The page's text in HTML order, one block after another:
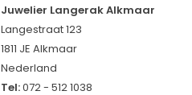
Juwelier Langerak Alkmaar
Langestraat 123
1811 JE Alkmaar
Nederland
Tel:072 - 512 1038